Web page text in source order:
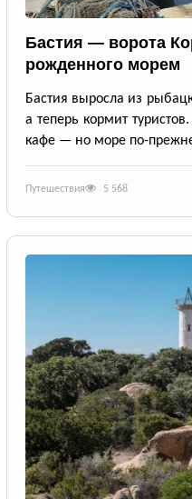
Бастия — ворота
рожденного морем
Бастия выросла из
а теперь кормит
кафе — но море по-
Путешествия 5 568